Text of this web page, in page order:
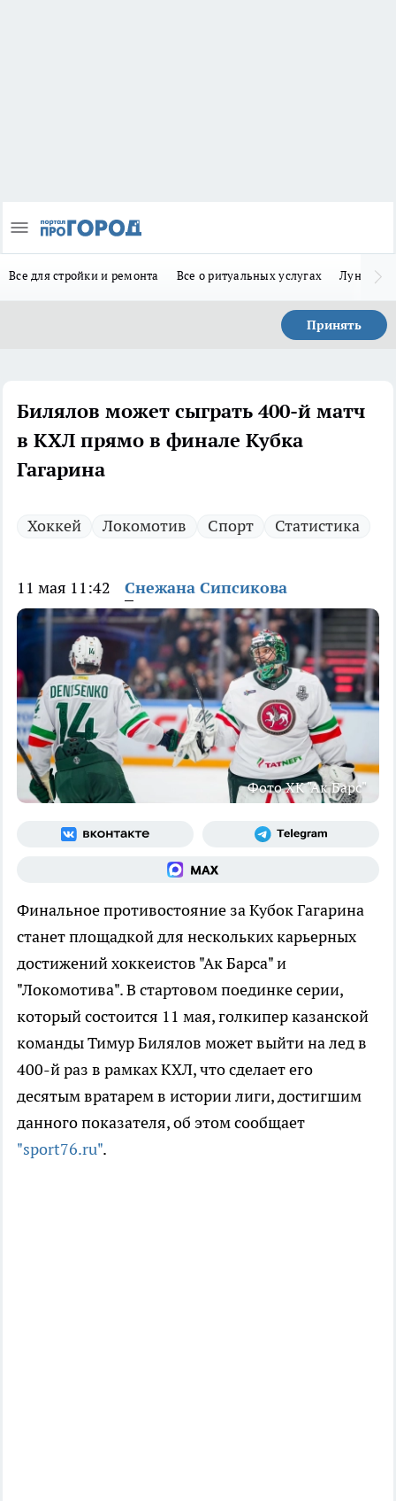
Все для стройки и ремонта Все о ритуальных услугах Лунно-
Принять
Билялов может сыграть 400-й матч
в КХЛ прямо в финале Кубка
Гагарина
Хоккей Локомотив Спорт Статистика
11 мая 11:42 Снежана Сипсикова
Фото ХК "Ак Барс"
Финальное противостояние за Кубок Гагарина
станет площадкой для нескольких карьерных
достижений хоккеистов "Ак Барса" и
"Локомотива". В стартовом поединке серии,
который состоится 11 мая, голкипер казанской
команды Тимур Билялов может выйти на лед в
400-й раз в рамках КХЛ, что сделает его
десятым вратарем в истории лиги, достигшим
данного показателя, об этом сообщает
"sport76.ru".